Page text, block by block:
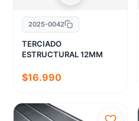
2025-0042
TERCIADO
ESTRUCTURAL 12MM
$16.990